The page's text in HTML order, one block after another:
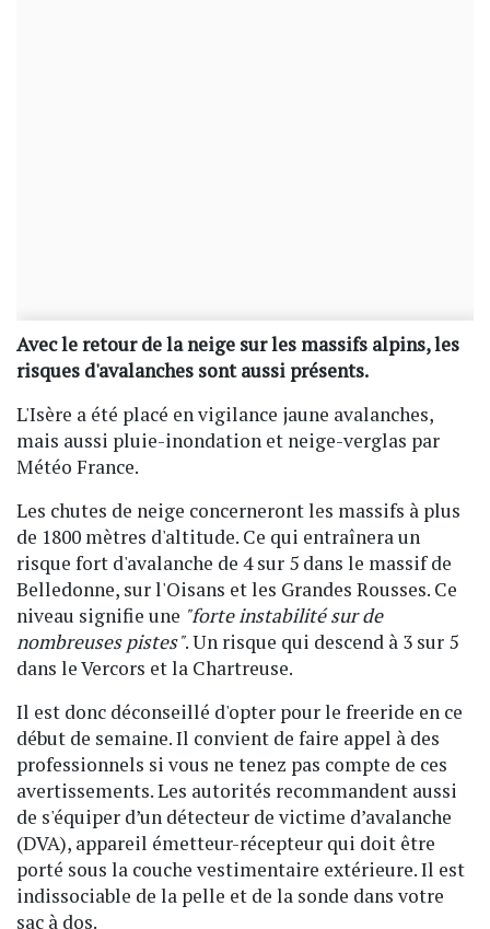
Avec le retour de la neige sur les massifs alpins, les
risques d'avalanches sont aussi présents.
L'Isère a été placé en vigilance jaune avalanches,
mais aussi pluie-inondation et neige-verglas par
Météo France.
Les chutes de neige concerneront les massifs à plus
de 1800 mètres d'altitude. Ce qui entraînera un
risque fort d'avalanche de 4 sur 5 dans le massif de
Belledonne, sur l'Oisans et les Grandes Rousses. Ce
niveau signifie une "forte instabilité sur de
nombreuses pistes". Un risque qui descend à 3 sur 5
dans le Vercors et la Chartreuse.
Il est donc déconseillé d'opter pour le freeride en ce
début de semaine. Il convient de faire appel à des
professionnels si vous ne tenez pas compte de ces
avertissements. Les autorités recommandent aussi
de s'équiper d’un détecteur de victime d’avalanche
(DVA), appareil émetteur-récepteur qui doit être
porté sous la couche vestimentaire extérieure. Il est
indissociable de la pelle et de la sonde dans votre
sac à dos.